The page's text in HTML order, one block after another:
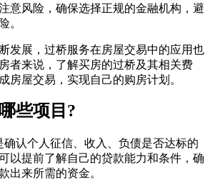
意风险，确保选择正规的金融机构，避
。
发展，过桥服务在房屋交易中的应用也
者来说，了解买房的过桥及其相关费
房屋交易，实现自己的购房计划。
些项目?
确认个人征信、收入、负债是否达标的
以提前了解自己的贷款能力和条件，确
出来所需的资金。